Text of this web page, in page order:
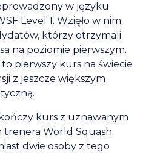
w języku
Level 1. Wzięło w nim
którzy otrzymali
na poziomie pierwszym.
pierwszy kurs na świecie
z jeszcze większym
kurs z uznawanym
trenera World Squash
dwie osoby z tego